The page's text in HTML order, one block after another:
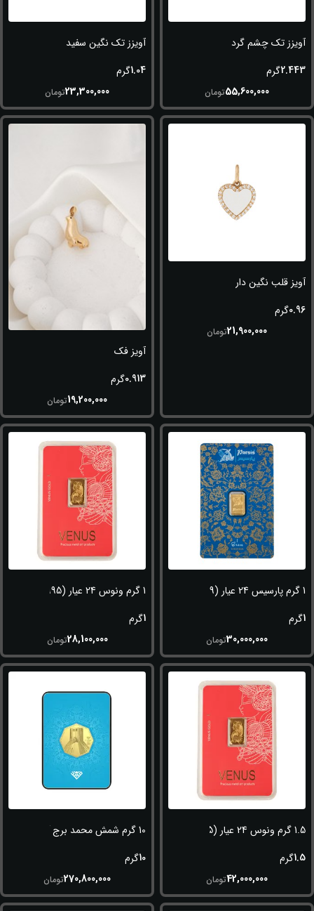
آویزز تک چشم گرد
2.443گرم
55,600,000تومان
آویزز تک نگین سفید
1.04گرم
23,300,000تومان
آویز قلب نگین دار
0.96گرم
21,900,000تومان
آویز فک
0.913گرم
19,200,000تومان
1 گرم پارسیس 24 عیار (999.9)
1گرم
30,000,000تومان
1 گرم ونوس 24 عیار (995)
1گرم
28,100,000تومان
1.5 گرم ونوس 24 عیار (995)
1.5گرم
42,000,000تومان
10 گرم شمش محمد برج آزادی(شهیاد) 24 عیار (995)
10گرم
270,800,000تومان